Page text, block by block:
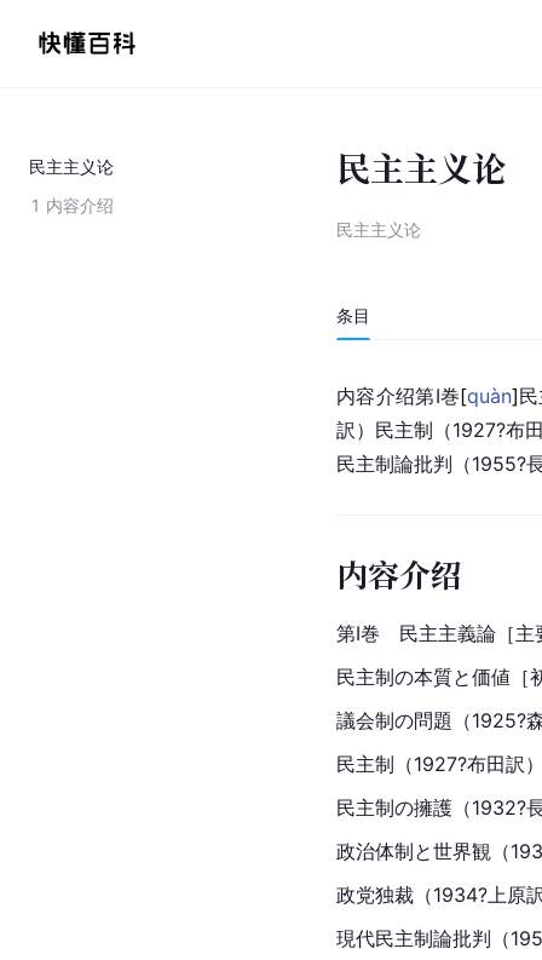
民主主义论
1 内容介绍
民主主义论
民主主义论
条目
内容介绍第Ⅰ巻[quàn]
訳） 民主制 （1927?布
民主制論批判（1955?
内容介绍
第Ⅰ巻　民主主義論［主
民主制の本質と価値［
議会制の問題（1925?
民主制（1927?布田訳
民主制の擁護（1932?
政治体制と世界観（
政党独裁（1934?上原
現代民主制論批判（